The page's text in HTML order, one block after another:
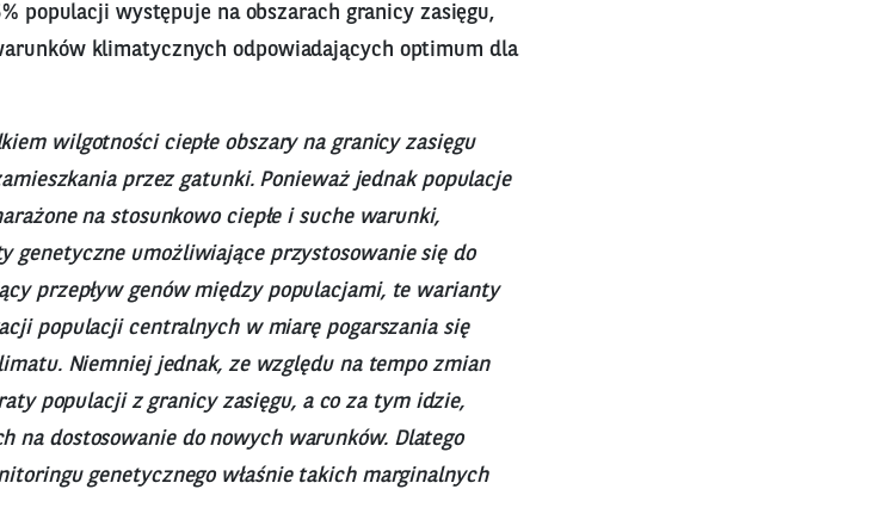
populacji występuje na obszarach granicy zasięgu,
klimatycznych odpowiadających optimum dla
wilgotności ciepłe obszary na granicy zasięgu
przez gatunki. Ponieważ jednak populacje
na stosunkowo ciepłe i suche warunki,
genetyczne umożliwiające przystosowanie się do
przepływ genów między populacjami, te warianty
populacji centralnych w miarę pogarszania się
Niemniej jednak, ze względu na tempo zmian
populacji z granicy zasięgu, a co za tym idzie,
na dostosowanie do nowych warunków. Dlatego
genetycznego właśnie takich marginalnych